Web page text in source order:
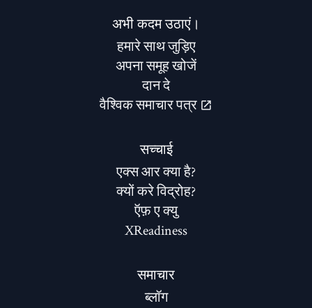
अभी कदम उठाएं।
हमारे साथ जुड़िए
अपना समूह खोजें
दान दे
वैश्विक समाचार पत्र
सच्चाई
एक्स आर क्या है?
क्यों करे विद्रोह?
ऍफ़ ए क्यु
XReadiness
समाचार
ब्लॉग